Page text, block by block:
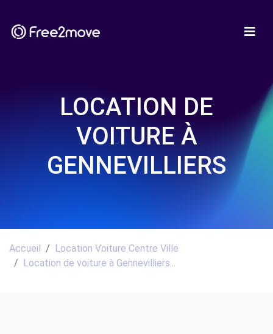
LOCATION DE
VOITURE À
GENNEVILLIERS
Accueil
Location Voiture Centre Ville
Location de voiture à Gennevilliers...